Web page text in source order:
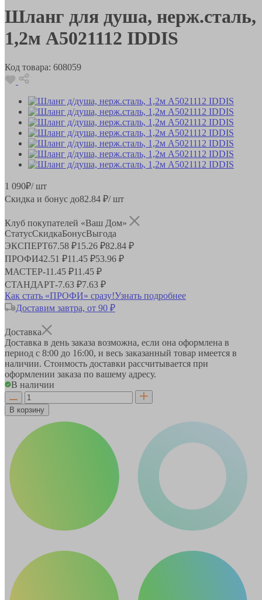
Шланг для душа, нерж.сталь,
1,2м A5021112 IDDIS
Код товара: 608059
1 090₽/ шт
Скидка и бонус до82.84 ₽/ шт
Клуб покупателей «Ваш Дом»
СтатусСкидкаБонусВыгода
ЭКСПЕРТ67.58 ₽15.26 ₽82.84 ₽
ПРОФИ42.51 ₽11.45 ₽53.96 ₽
МАСТЕР-11.45 ₽11.45 ₽
СТАНДАРТ-7.63 ₽7.63 ₽
Как стать «ПРОФИ» сразу!Узнать подробнее
Доставим завтра, от 90 ₽
Доставка
Доставка в день заказа возможна, если она оформлена в
период с 8:00 до 16:00, и весь заказанный товар имеется в
наличии. Стоимость доставки рассчитывается при
оформлении заказа по вашему адресу.
В наличии
В корзину